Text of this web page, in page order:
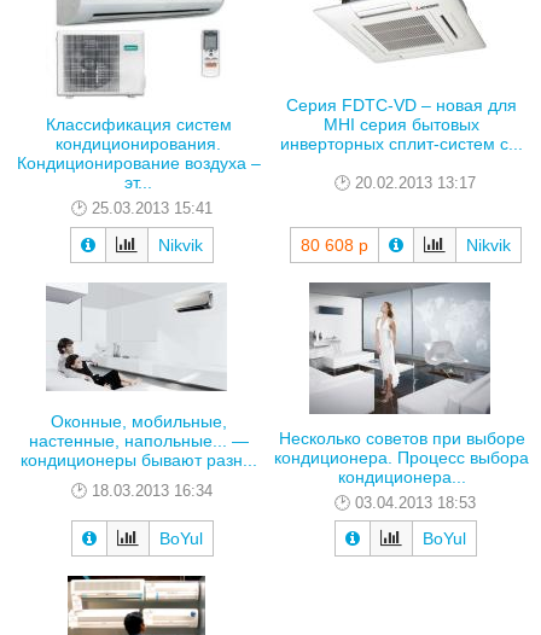
Классификация систем
кондиционирования.
Кондиционирование воздуха –
эт...
25.03.2013 15:41
Nikvik
Серия FDTC-VD – новая для
MHI серия бытовых
инверторных сплит-систем с...
20.02.2013 13:17
80 608 р Nikvik
Оконные, мобильные,
настенные, напольные... —
кондиционеры бывают разн...
18.03.2013 16:34
BoYul
Несколько советов при выборе
кондиционера. Процесс выбора
кондиционера...
03.04.2013 18:53
BoYul